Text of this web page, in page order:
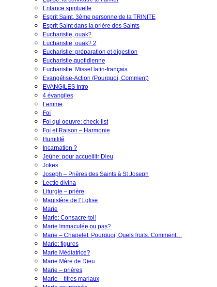
Enfance spirituelle
Esprit Saint, 3ème personne de la TRINITE
Esprit Saint dans la prière des Saints
Eucharistie, ouak?
Eucharistie, ouak? 2
Eucharistie: préparation et digestion
Eucharistie quotidienne
Eucharistie: Missel latin-français
Evangélise-Action (Pourquoi, Comment)
EVANGILES Intro
4 évangiles
Femme
Foi
Foi qui oeuvre: check-list
Foi et Raison – Harmonie
Humilité
Incarnation ?
Jeûne: pour accueillir Dieu
Jokes
Joseph – Prières des Saints à St Joseph
Lectio divina
Liturgie – prière
Magistère de l’Eglise
Marie
Marie: Consacre-toi!
Marie Immaculée ou pas?
Marie – Chapelet: Pourquoi, Quels fruits, Comment…
Marie: figures
Marie Médiatrice?
Marie Mère de Dieu
Marie – prières
Marie – titres mariaux